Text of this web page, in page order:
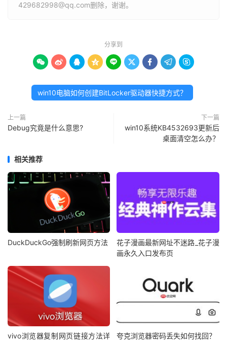
429682998@qq.com删除，谢谢。
分享到
        
win10电脑如何创建BitLocker驱动器快捷方式？
上一篇
Debug究竟是什么意思?
下一篇
win10系统KB4532693更新后
桌面清空怎么办？
相关推荐
DuckDuckGo强制刷新网页方法
花子漫画最新网址不迷路_花子漫
画永久入口发布页
vivo浏览器复制网页链接方法详
夸克浏览器密码丢失如何找回？